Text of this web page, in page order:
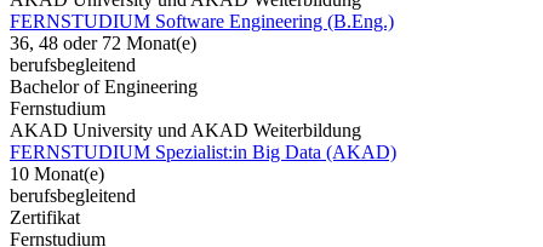
FERNSTUDIUM Software Engineering (B.Eng.)
36, 48 oder 72 Monat(e)
berufsbegleitend
Bachelor of Engineering
Fernstudium
AKAD University und AKAD Weiterbildung
FERNSTUDIUM Spezialist:in Big Data (AKAD)
10 Monat(e)
berufsbegleitend
Zertifikat
Fernstudium